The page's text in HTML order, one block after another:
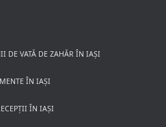
DE VATĂ DE ZAHĂR ÎN IAȘI
ÎN IAȘI
ÎN IAȘI